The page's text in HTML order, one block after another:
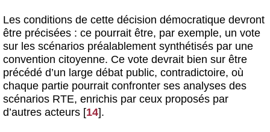
Les conditions de cette décision démocratique devront
être précisées : ce pourrait être, par exemple, un vote
sur les scénarios préalablement synthétisés par une
convention citoyenne. Ce vote devrait bien sur être
précédé d’un large débat public, contradictoire, où
chaque partie pourrait confronter ses analyses des
scénarios RTE, enrichis par ceux proposés par
d’autres acteurs [14].